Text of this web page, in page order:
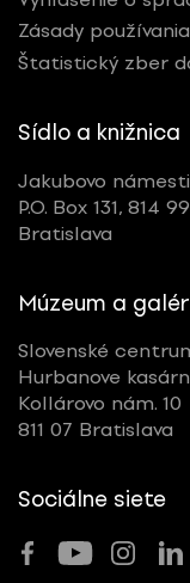
Zásady
Štatistický zber
Sídlo a knižnica
Jakubovo
P.O. Box 131, 814 99
Bratislava
Múzeum a
Slovenské
Hurbanove
Kollárovo nám. 10
811 07 Bratislava
Sociálne siete